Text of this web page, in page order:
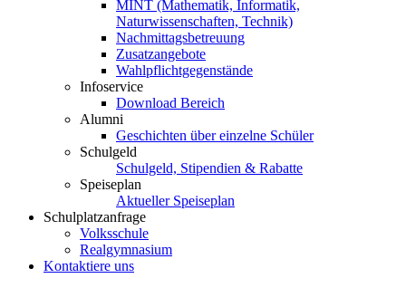
MINT (Mathematik, Informatik,
Naturwissenschaften, Technik)
Nachmittagsbetreuung
Zusatzangebote
Wahlpflichtgegenstände
Infoservice
Download Bereich
Alumni
Geschichten über einzelne Schüler
Schulgeld
Schulgeld, Stipendien & Rabatte
Speiseplan
Aktueller Speiseplan
Schulplatzanfrage
Volksschule
Realgymnasium
Kontaktiere uns